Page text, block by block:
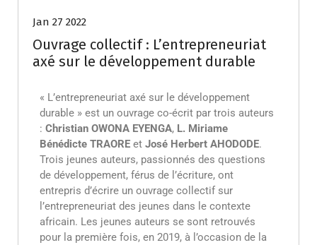
Jan 27 2022
Ouvrage collectif : L’entrepreneuriat
axé sur le développement durable
« L’entrepreneuriat axé sur le développement
durable » est un ouvrage co-écrit par trois auteurs
: Christian OWONA EYENGA, L. Miriame
Bénédicte TRAORE et José Herbert AHODODE.
Trois jeunes auteurs, passionnés des questions
de développement, férus de l’écriture, ont
entrepris d’écrire un ouvrage collectif sur
l’entrepreneuriat des jeunes dans le contexte
africain. Les jeunes auteurs se sont retrouvés
pour la première fois, en 2019, à l’occasion de la